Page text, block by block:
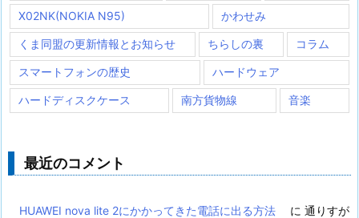
X02NK(NOKIA N95)
かわせみ
くま同盟の更新情報とお知らせ ちらしの裏 コラム
スマートフォンの歴史 ハードウェア
ハードディスクケース 南方貨物線 音楽
最近のコメント
HUAWEI nova lite 2にかかってきた電話に出る方法 に 通りすが